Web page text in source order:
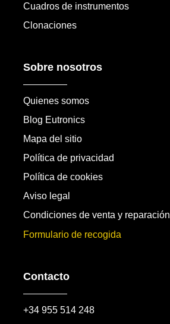
Cuadros de instrumentos
Clonaciones
Sobre nosotros
Quienes somos
Blog Eutronics
Mapa del sitio
Política de privacidad
Política de cookies
Aviso legal
Condiciones de venta y reparación
Formulario de recogida
Contacto
+34 955 514 248